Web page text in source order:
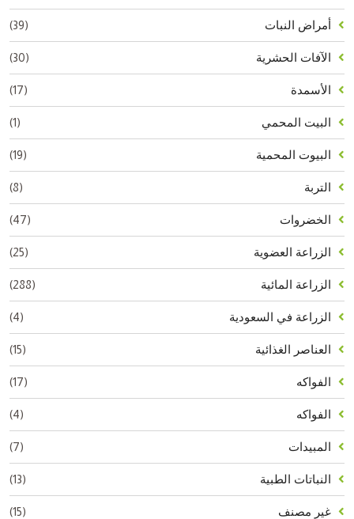
أمراض النبات (39)
الآفات الحشرية (30)
الأسمدة (17)
البيت المحمي (1)
البيوت المحمية (19)
التربة (8)
الخضروات (47)
الزراعة العضوية (25)
الزراعة المائية (288)
الزراعة في السعودية (4)
العناصر الغذائية (15)
الفواكه (17)
الفواكه (4)
المبيدات (7)
النباتات الطبية (13)
غير مصنف (15)